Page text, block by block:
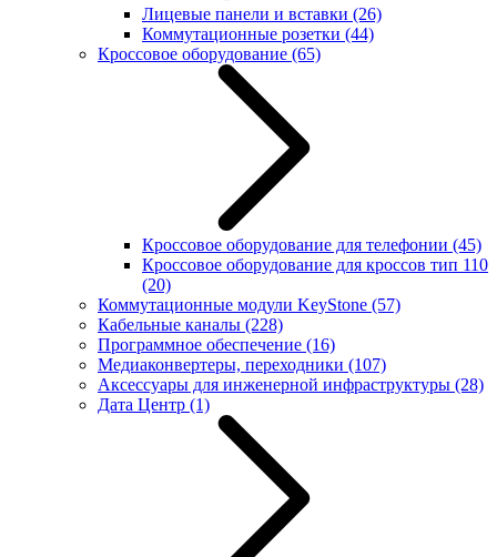
Лицевые панели и вставки (26)
Коммутационные розетки (44)
Кроссовое оборудование (65)
Кроссовое оборудование для телефонии (45)
Кроссовое оборудование для кроссов тип 110
(20)
Коммутационные модули KeyStone (57)
Кабельные каналы (228)
Программное обеспечение (16)
Медиаконвертеры, переходники (107)
Аксессуары для инженерной инфраструктуры (28)
Дата Центр (1)